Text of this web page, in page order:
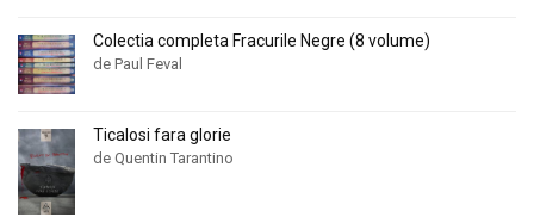
Colectia completa Fracurile Negre (8 volume)
de Paul Feval
Ticalosi fara glorie
de Quentin Tarantino